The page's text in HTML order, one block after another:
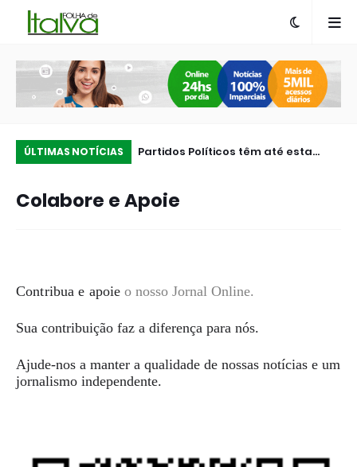
ÚLTIMAS NOTÍCIAS
apreensão de
Partidos Políticos têm até esta
convenções e definir candidaturas
Colabore e Apoie
Contribua e apoieo nosso Jornal Online.
Sua contribuição faz a diferença para nós.
Ajude-nos a manter a qualidade de nossas notícias e um
jornalismo independente.